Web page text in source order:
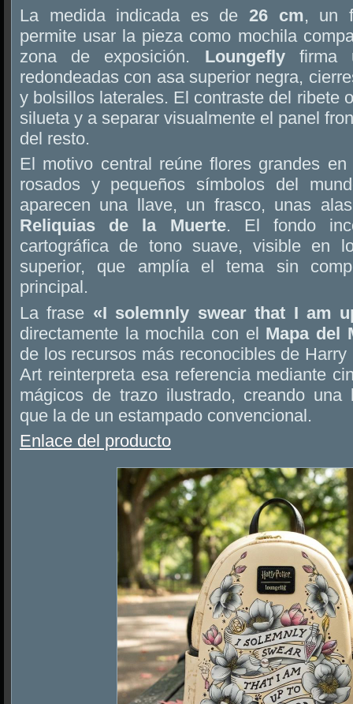
La medida indicada es de 26 cm, un
permite usar la pieza como mochila
zona de exposición. Loungeflyfirma
redondeadas con asa superior negra,
y bolsillos laterales. El contraste del ribete
silueta y a separar visualmente el panel
del resto.
El motivo central reúne flores grandes
rosados y pequeños símbolos del
aparecen una llave, un frasco, unas
Reliquias de la Muerte. El fondo
cartográfica de tono suave, visible en
superior, que amplía el tema sin
principal.
La frase «I solemnly swear that I am
directamente la mochila con el Mapa del
de los recursos más reconocibles de
Art reinterpreta esa referencia mediante
mágicos de trazo ilustrado, creando una
que la de un estampado convencional.
Enlace del producto